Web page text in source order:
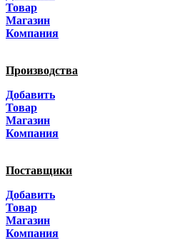
Товар
Магазин
Компания
Производства
Добавить
Товар
Магазин
Компания
Поставщики
Добавить
Товар
Магазин
Компания